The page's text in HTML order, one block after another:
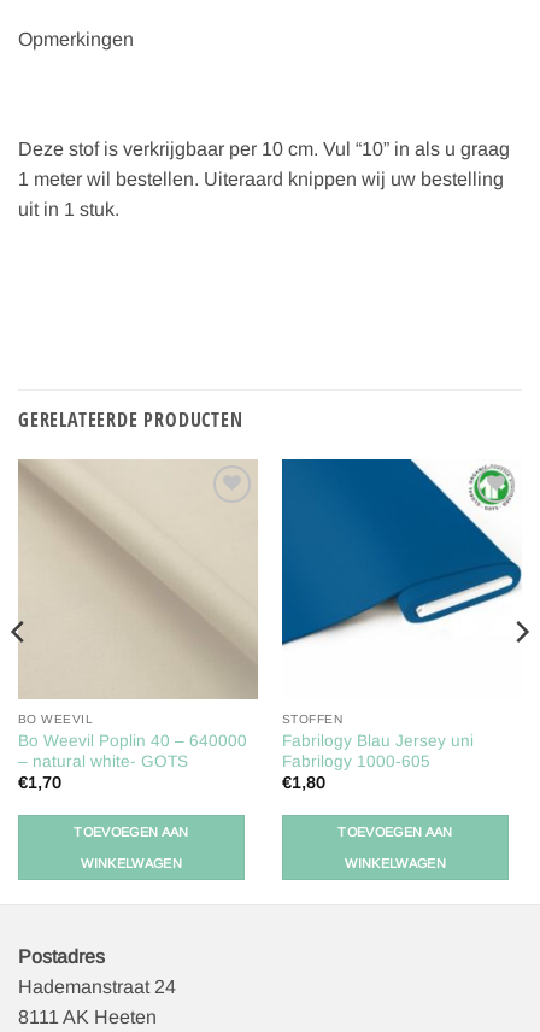
Opmerkingen
Deze stof is verkrijgbaar per 10 cm. Vul “10” in als u graag
1 meter wil bestellen. Uiteraard knippen wij uw bestelling
uit in 1 stuk.
GERELATEERDE PRODUCTEN
BO WEEVIL
Bo Weevil Poplin 40 – 640000
– natural white- GOTS
€1,70
TOEVOEGEN AAN
WINKELWAGEN
Toevoegen
aan
verlanglijst
STOFFEN
Fabrilogy Blau Jersey uni
Fabrilogy 1000-605
€1,80
TOEVOEGEN AAN
WINKELWAGEN
Postadres
Hademanstraat 24
8111 AK Heeten